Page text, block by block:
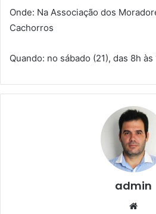
Onde: Na Associação dos
Cachorros
Quando: no sábado (21), das 8h às
admin